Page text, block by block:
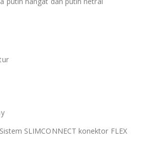
SLIMCONNECT konektor FLEX